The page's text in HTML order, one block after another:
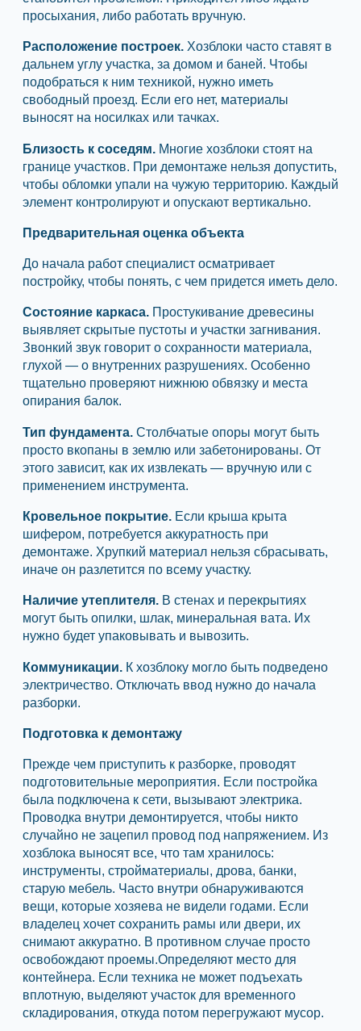
просыхания, либо работать вручную.
Расположение построек. Хозблоки часто ставят в
дальнем углу участка, за домом и баней. Чтобы
подобраться к ним техникой, нужно иметь
свободный проезд. Если его нет, материалы
выносят на носилках или тачках.
Близость к соседям. Многие хозблоки стоят на
границе участков. При демонтаже нельзя допустить,
чтобы обломки упали на чужую территорию. Каждый
элемент контролируют и опускают вертикально.
Предварительная оценка объекта
До начала работ специалист осматривает
постройку, чтобы понять, с чем придется иметь дело.
Состояние каркаса. Простукивание древесины
выявляет скрытые пустоты и участки загнивания.
Звонкий звук говорит о сохранности материала,
глухой — о внутренних разрушениях. Особенно
тщательно проверяют нижнюю обвязку и места
опирания балок.
Тип фундамента. Столбчатые опоры могут быть
просто вкопаны в землю или забетонированы. От
этого зависит, как их извлекать — вручную или с
применением инструмента.
Кровельное покрытие. Если крыша крыта
шифером, потребуется аккуратность при
демонтаже. Хрупкий материал нельзя сбрасывать,
иначе он разлетится по всему участку.
Наличие утеплителя. В стенах и перекрытиях
могут быть опилки, шлак, минеральная вата. Их
нужно будет упаковывать и вывозить.
Коммуникации. К хозблоку могло быть подведено
электричество. Отключать ввод нужно до начала
разборки.
Подготовка к демонтажу
Прежде чем приступить к разборке, проводят
подготовительные мероприятия. Если постройка
была подключена к сети, вызывают электрика.
Проводка внутри демонтируется, чтобы никто
случайно не зацепил провод под напряжением. Из
хозблока выносят все, что там хранилось:
инструменты, стройматериалы, дрова, банки,
старую мебель. Часто внутри обнаруживаются
вещи, которые хозяева не видели годами. Если
владелец хочет сохранить рамы или двери, их
снимают аккуратно. В противном случае просто
освобождают проемы.Определяют место для
контейнера. Если техника не может подъехать
вплотную, выделяют участок для временного
складирования, откуда потом перегружают мусор.